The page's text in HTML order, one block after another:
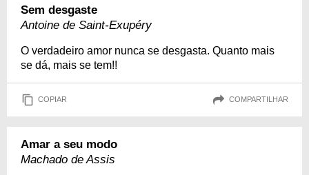
Sem desgaste
Antoine de Saint-Exupéry
O verdadeiro amor nunca se desgasta. Quanto mais
se dá, mais se tem!!
COPIAR COMPARTILHAR
Amar a seu modo
Machado de Assis